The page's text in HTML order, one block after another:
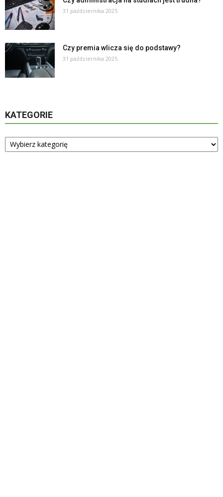
31 października 2025
Czy premia wlicza się do podstawy?
31 października 2025
KATEGORIE
Kategorie